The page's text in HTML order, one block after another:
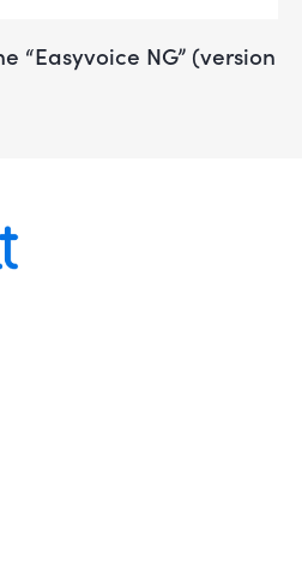
“Easyvoice NG” (version